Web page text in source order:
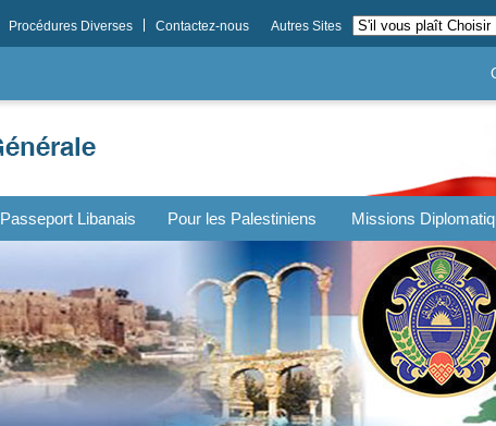
Procédures Diverses Contactez-nous Autres Sites
Passeport Libanais Pour les Palestiniens Missions